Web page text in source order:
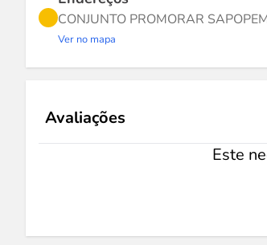
CONJUNTO PROMORAR
Ver no mapa
Avaliações
Este